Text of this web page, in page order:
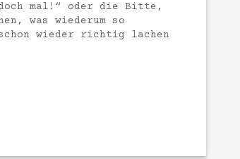
mal!“ oder die Bitte,
was wiederum so
wieder richtig lachen